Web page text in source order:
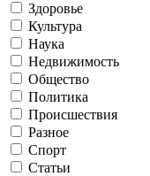
Здоровье
Культура
Наука
Недвижимость
Общество
Политика
Происшествия
Разное
Спорт
Статьи